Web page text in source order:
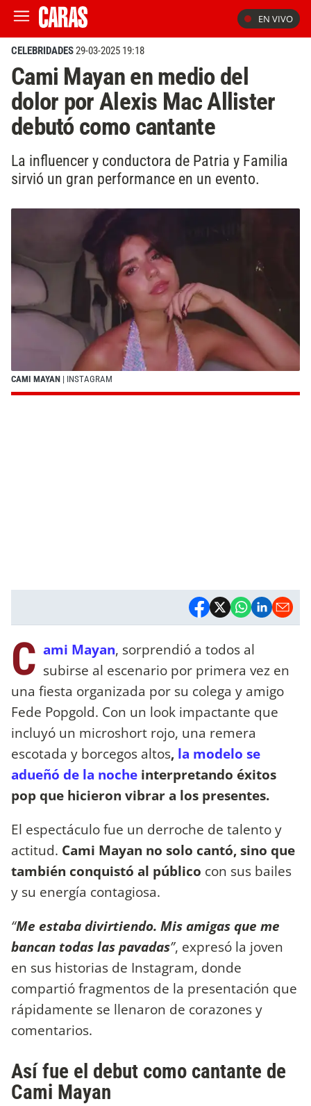
EN VIVO
CELEBRIDADES29-03-2025 19:18
Cami Mayan en medio del
dolor por Alexis Mac Allister
debutó como cantante
La influencer y conductora de Patria y Familia
sirvió un gran performance en un evento.
CAMI MAYAN | INSTAGRAM
C ami Mayan, sorprendió a todos al
subirse al escenario por primera vez en
una fiesta organizada por su colega y amigo
Fede Popgold. Con un look impactante que
incluyó un microshort rojo, una remera
escotada y borcegos altos, la modelo se
adueñó de la noche interpretando éxitos
pop que hicieron vibrar a los presentes.
El espectáculo fue un derroche de talento y
actitud. Cami Mayan no solo cantó, sino que
también conquistó al público con sus bailes
y su energía contagiosa.
“Me estaba divirtiendo. Mis amigas que me
bancan todas las pavadas”, expresó la joven
en sus historias de Instagram, donde
compartió fragmentos de la presentación que
rápidamente se llenaron de corazones y
comentarios.
Así fue el debut como cantante de
Cami Mayan